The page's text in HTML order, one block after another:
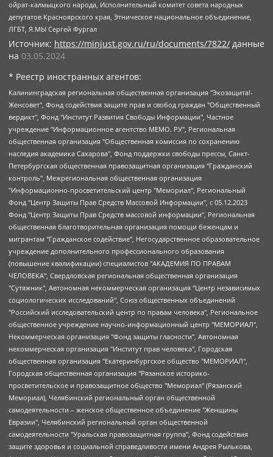
ойрат-калмыцкого народа, Исполнительный комитет совета народных
депутатов Красноярского края, Этническое национальное объединение,
ЛГБТ, Я.МЫ Сергей Фургал
Источник: https://minjust.gov.ru/ru/documents/7822/ данные
на 03.05.2024
* Реестр иностранных агентов:
Калининградская региональная общественная организация "Экозащита!-Женсовет", Фонд содействия защите прав и свобод граждан "Общественный вердикт", Фонд "Институт Развития Свободы Информации", Частное учреждение "Информационное агентство МЕМО. РУ", Региональная общественная организация "Общественная комиссия по сохранению наследия академика Сахарова", Фонд поддержки свободы прессы, Санкт-Петербургская общественная правозащитная организация "Гражданский контроль", Межрегиональная общественная организация "Информационно-просветительский центр "Мемориал", Региональный Фонд "Центр Защиты Прав Средств Массовой Информации", с 05.12.2023 Фонд "Центр Защиты Прав Средств массовой информации", Региональная общественная благотворительная организация помощи беженцам и мигрантам "Гражданское содействие", Негосударственное образовательное учреждение дополнительного профессионального образования (повышение квалификации) специалистов "АКАДЕМИЯ ПО ПРАВАМ ЧЕЛОВЕКА", Свердловская региональная общественная организация "Сутяжник", Автономная некоммерческая организация "Центр независимых социологических исследований", Союз общественных объединений "Российский исследовательский центр по правам человека", Региональное общественное учреждение научно-информационный центр "МЕМОРИАЛ", Некоммерческая организация "Фонд защиты гласности", Автономная некоммерческая организация "Институт прав человека", Городская общественная организация "Екатеринбургское общество "МЕМОРИАЛ", Городская общественная организация "Рязанское историко-просветительское и правозащитное общество "Мемориал" (Рязанский Мемориал), Челябинский региональный орган общественной самодеятельности – женское общественное объединение "Женщины Евразии", Челябинский региональный орган общественной самодеятельности "Уральская правозащитная группа", Фонд содействия защите здоровья и социальной справедливости имени Андрея Рылькова, Автономная Некоммерческая Организация "Аналитический Центр Юрия Левады", Автономная некоммерческая организация социальной поддержки населения "Проект Апрель", Региональная общественная организация помощи женщинам и детям, находящимся в кризисной ситуации "Информационно-методический центр "Анна", Фонд содействия развитию массовых коммуникаций и правовому просвещению "Так-так-Так", Фонд содействия устойчивому развитию "Серебряная тайга", Свердловский региональный общественный фонд социальных проектов "Новое время", "Idel.Реалии", Кавказ.Реалии, Крым.Реалии, Телеканал Настоящее Время, Татаро-башкирская служба Радио Свобода (Azatliq Radiosi), Радио Свободная Европа/Радио Свобода (PCE/PC), "Сибирь.Реалии", "Фактограф", Благотворительный фонд помощи осужденным и их семьям, Автономная некоммерческая организация "Институт глобализации и социальных движений", Фонд "В защиту прав заключенных", Частное учреждение "Центр поддержки и содействия развитию средств массовой информации", Пензенский региональный общественный благотворительный фонд "Гражданский союз", "Север.Реалии", Некоммерческая организация Фонд "Правовая инициатива", Общество с ограниченной ответственностью "Радио Свободная Европа/Радио Свобода", Чешское информационное агентство "MEDIUM-ORIENT", Красноярская региональная общественная организация "Мы против СПИДа", Камалягин Денис Николаевич, Маркелов Сергей Евгеньевич, Пономарев Лев Александрович, Савицкая Людмила Алексеевна, Автономная некоммерческая организация "Центр по работе с проблемой насилия "НАСИЛИЮ.НЕТ", Межрегиональный профессиональный союз работников здравоохранения "Альянс врачей", Юридическое лицо, зарегистрированное в Латвийской Республике, SIA "Medusa Project" (регистрационный номер 40103797863, дата регистрации 10.06.2014), Некоммерческая организация "Фонд по борьбе с коррупцией", Автономная некоммерческая организация "Институт права и публичной политики", Баданин Роман Сергеевич, Гликин Максим Александрович, Железнова Мария Михайловна, Лукьянова Юлия Сергеевна, Маетная Елизавета Витальевна, Маняхин Петр Борисович, Чуракова Ольга Владимировна, Ярош Юлия Петровна, Юридическое лицо "The Insider SIA", зарегистрированное в Риге, Латвийская Республика (дата регистрации 26.06.2015), являющееся администратором доменного имени интернет-издания "The Insider SIA", https://theins.ru, Постернак Алексей Евгеньевич, Рубин Михаил Аркадьевич, Анин Роман Александрович, Юридическое лицо Istories fonds, зарегистрированное в Латвийской Республике (регистрационный номер 50008295751, дата регистрации 24.02.2020), Великовский Дмитрий Александрович, Долинина Ирина Николаевна, Мароховская Алеся Алексеевна, Шлейнов Роман Юрьевич, Шмагун Олеся Валентиновна, Общество с ограниченной ответственностью "Альтаир 2021", Общество с ограниченной ответственностью "Вега 2021", Общество с ограниченной ответственностью "Главный редактор 2021", Общество с ограниченной ответственностью "Ромашки монолит", Важенков Артем Валерьевич, Ивановская областная общественная организация "Центр гендерных исследований", Гурман Юрий Альбертович, Медиапроект "ОВД-Инфо", Егоров Владимир Владимирович, Жилинский Владимир Александрович, Общество с ограниченной ответственностью "ЗП", Иванова София Юрьевна, Карезина Инна Павловна, Кильтау Екатерина Викторовна, Петров Алексей Викторович, Пискунов Сергей Евгеньевич, Смирнов Сергей Сергеевич, Тихонов Михаил Сергеевич, Общество с ограниченной ответственностью "ЖУРНАЛИСТ-ИНОСТРАННЫЙ АГЕНТ", Арапова Галина Юрьевна, Вольтская Татьяна Анатольевна, Американская компания "Mason G.E.S. Anonymous Foundation" (США), являющаяся владельцем интернет-издания https://mnews.world/, Компания "Stichting Bellingcat", зарегистрированная в Нидерландах (дата регистрации 11.07.2018), Захаров Андрей Вячеславович, Клепиковская Екатерина Дмитриевна, Общество с ограниченной ответственностью "МЕМО", Перл Роман Александрович, Симонов Евгений Алексеевич, Соловьева Елена Анатольевна, Сотников Даниил Владимирович, Сурначева Елизавета Дмитриевна, Автономная некоммерческая организация по защите прав человека и информированию населения "Якутия – Наше Мнение", Общество с ограниченной ответственностью "Москоу диджитал медиа", с 26.01.2023 Общество с ограниченной ответственностью "Чайка Белые сады", Ветошкина Валерия Валерьевна, Заговора Максим Александрович, Межрегиональное общественное движение "Российская ЛГБТ - сеть", Оленичев Максим Владимирович, Павлов Иван Юрьевич, Скворцова Елена Сергеевна, Общество с ограниченной ответственностью "Как бы инагент", Кочетков Игорь Викторович, Общество с ограниченной ответственностью "Честные выборы", Еланчик Олег Александрович, Общество с ограниченной ответственностью "Нобелевский призыв", Гималова Регина Эмилевна, Григорьев Андрей Валерьевич, Григорьева Алина Александровна, Ассоциация по содействию защите прав призывников, альтернативнослужащих и военнослужащих "Правозащитная группа "Гражданин.Армия.Право", Хисамова Регина Фаритовна, Автономная некоммерческая организация по реализации социально-правовых программ "Лилит", Дальневосточное общественное движение "Маяк", Санкт-Петербургская ЛГБТ-инициативная группа "Выход", Инициативная группа ЛГБТ+ "Реверс", Алексеев Андрей Викторович, Бекбулатова Таисия Львовна, Беляев Иван Михайлович, Владыкина Елена Сергеевна, Гельман Марат Александрович, Никульшина Вероника Юрьевна, Толоконникова Надежда Андреевна, Шендерович Виктор Анатольевич, Общество с ограниченной ответственностью "Данное сообщение", Общество с ограниченной ответственностью Издательский дом "Новая глава", Айнбиндер Александра Александровна, Московский комьюнити-центр для ЛГБТ+инициатив, Благотворительный фонд развития филантропии, Deutsche Welle (Германия, Kurt-Schumacher-Strasse 3, 53113 Bonn), Борзунова Мария Михайловна, Воробьев Виктор Викторович, Голубева Анна Львовна, Константинова Алла Михайловна, Малкова Ирина Владимировна, Мурадов Мурад Абдулгалимович, Осетинская Елизавета Николаевна, Понасенков Евгений Николаевич, Ганапольский Матвей Юрьевич, Киселев Евгений Алексеевич, Борухович Ирина Григорьевна, Дремин Иван Тимофеевич, Дубровский Дмитрий Викторович, Красноярская региональная общественная организация поддержки и развития альтернативных образовательных технологий и межкультурных коммуникаций "ИНТЕРРА", Маяковская Екатерина Алексеевна, Фейгин Марк Захарович, Филимонов Андрей Викторович, Дзугкоева Регина Николаевна, Доброхотов Роман Александрович, Дудь Юрий Александрович, Елкин Сергей Владимирович, Кругликов Кирилл Игоревич, Сабунаева Мария Леонидовна, Семенов Алексей Владимирович, Шаинян Карен Багратович, Шульман Екатерина Михайловна, Асафьев Артур Валерьевич, Вахштайн Виктор Семенович, Венедиктов Алексей Алексеевич, Лушникова Екатерина Евгеньевна, Волков Леонид Михайлович, Невзоров Александр Глебович, Пархоменко Сергей Борисович, Сироткин Ярослав Николаевич, Кара-Мурза Владимир Владимирович, Баранова Наталья Владимировна, Гозман Леонид Яковлевич, Кагарлицкий Борис Юльевич, Климарев Михаил Валерьевич, Милов Владимир Станиславович, Автономная некоммерческая организация Краснодарский центр современного искусства "Типография", Моргенштерн Алишер Тагирович, Соболь Любовь Эдуардовна, Общество с ограниченной ответственностью "ЛИЗА НОРМ", Каспаров Гарри Кимович, Ходорковский Михаил Борисович, Общество с ограниченной ответственностью "Апрельские тезисы", Данилович Ирина Брониславовна, Кашин Олег Владимирович, Петров Николай Владимирович, Пивоваров Алексей Владимирович, Соколов Михаил Владимирович, Цветкова Юлия Владимировна, Чичваркин Евгений Александрович, Комитет против пыток/Команда против пыток, Общество с ограниченной ответственностью "Первый научный", Общество с ограниченной ответственностью "Вертолет и ко", Белоцерковская Вероника Борисовна, Кац Максим Евгеньевич, Лазарева Татьяна Юрьевна, Шаведдинов Руслан Табризович, Яшин Илья Валерьевич, Общество с ограниченной ответственностью "Иноагент ААВ", Алешковский Дмитрий Петрович, Альбац Евгения Марковна, Быков Дмитрий Львович, Галямина Юлия Евгеньевна, Лойко Сергей Леонидович, Мартынов Кирилл Константинович, Медведев Сергей Александрович, Крашенинников Федор Геннадиевич, Гордеева Катерина Вл